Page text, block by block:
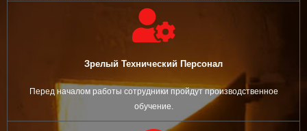
Зрелый Технический Персонал
Перед началом работы сотрудники пройдут производственное
обучение.